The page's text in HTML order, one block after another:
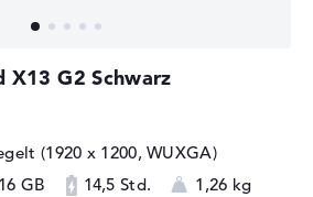
X13 G2 Schwarz
(1920 x 1200, WUXGA)
16 GB 14,5 Std. 1,26 kg